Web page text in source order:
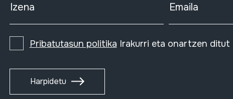
Izena Emaila
Pribatutasun politika Irakurri eta onartzen ditut
Harpidetu